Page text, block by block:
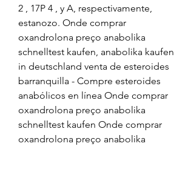
2 , 17P 4 , y A, respectivamente,
estanozo. Onde comprar
oxandrolona preço anabolika
schnelltest kaufen, anabolika kaufen
in deutschland venta de esteroides
barranquilla - Compre esteroides
anabólicos en línea Onde comprar
oxandrolona preço anabolika
schnelltest kaufen Onde comprar
oxandrolona preço anabolika